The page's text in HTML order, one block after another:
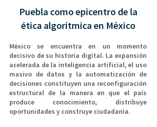
Puebla como epicentro de la
ética algorítmica en México
México se encuentra en un momento
decisivo de su historia digital. La expansión
acelerada de la inteligencia artificial, el uso
masivo de datos y la automatización de
decisiones constituyen una reconfiguración
estructural de la manera en que el país
produce conocimiento, distribuye
oportunidades y construye ciudadanía.